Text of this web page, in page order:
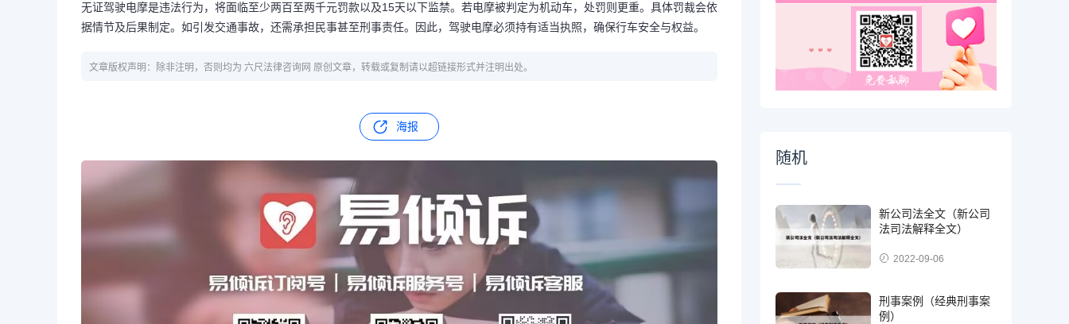
无证驾驶电摩是违法行为，将面临至少两百至两千元罚款以及15天以下监禁。若电摩被判定为机动车，处罚则更重。具体罚裁会依
据情节及后果制定。如引发交通事故，还需承担民事甚至刑事责任。因此，驾驶电摩必须持有适当执照，确保行车安全与权益。
文章版权声明：除非注明，否则均为 六尺法律咨询网 原创文章，转载或复制请以超链接形式并注明出处。
海报
随机
新公司法全文（新公司
法司法解释全文）
2022-09-06
刑事案例（经典刑事案
例）